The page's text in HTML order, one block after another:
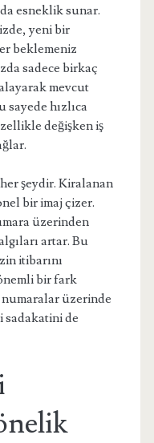
esneklik sunar.
yeni bir
beklemeniz
sadece birkaç
mevcut
hızlıca
değişken iş
şeydir. Kiralanan
bir imaj çizer.
üzerinden
artar. Bu
itibarını
bir fark
üzerinde
sadakatini de